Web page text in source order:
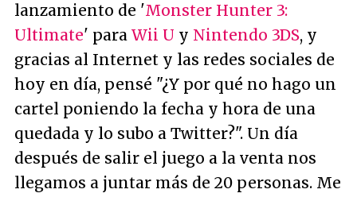
lanzamiento de 'Monster Hunter 3:
Ultimate' para Wii U y Nintendo 3DS, y
gracias al Internet y las redes sociales de
hoy en día, pensé "¿Y por qué no hago un
cartel poniendo la fecha y hora de una
quedada y lo subo a Twitter?". Un día
después de salir el juego a la venta nos
llegamos a juntar más de 20 personas. Me